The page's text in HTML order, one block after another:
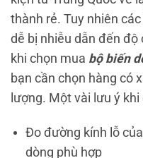
thành rẻ. Tuy nhiên
dễ bị nhiễu dẫn đến độ
khi chọn mua bộ biến
bạn cần chọn hàng có
lượng. Một vài lưu ý
Đo đường kính lỗ
dòng phù hợp